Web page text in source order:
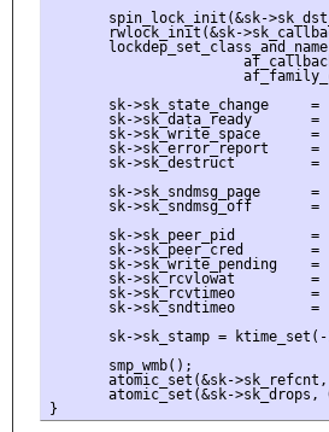
spin_lock_init(&sk-
rwlock_init(&sk-
sk->sk_state_change     =
sk->sk_data_ready       =
sk->sk_write_space      =
sk->sk_error_report     =
sk->sk_destruct         =
sk->sk_sndmsg_page      =
sk->sk_sndmsg_off       =
sk->sk_peer_pid         =
sk->sk_peer_cred        =
sk->sk_write_pending    =
sk->sk_rcvlowat         =
sk->sk_rcvtimeo         =
sk->sk_sndtimeo         =
sk->sk_stamp =
       smp_wmb();
atomic_set(&sk->sk_refcnt,
atomic_set(&sk->sk_drops,